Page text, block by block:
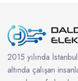
2015 yılında
altında çalışan